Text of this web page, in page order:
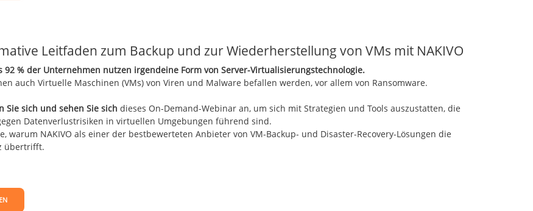
Leitfaden zum Backup und zur Wiederherstellung von VMs mit NAKIVO
92 % der Unternehmen nutzen irgendeine Form von Server-Virtualisierungstechnologie.
auch Virtuelle Maschinen (VMs) von Viren und Malware befallen werden, vor allem von Ransomware.
Sie sich und sehen Sie sich dieses On-Demand-Webinar an, um sich mit Strategien und Tools auszustatten, die
Datenverlustrisiken in virtuellen Umgebungen führend sind.
warum NAKIVO als einer der bestbewerteten Anbieter von VM-Backup- und Disaster-Recovery-Lösungen die
übertrifft.